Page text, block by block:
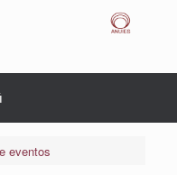
eventos